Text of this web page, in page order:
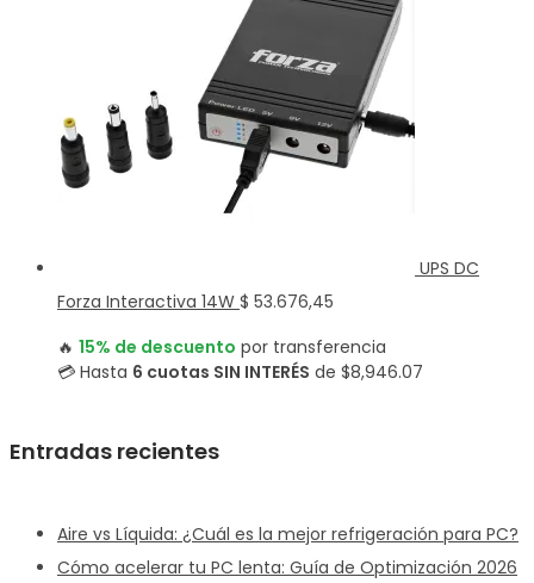
UPS DC
Forza Interactiva 14W $ 53.676,45
🔥 15% de descuento por transferencia
💳 Hasta 6 cuotas SIN INTERÉS de $8,946.07
Entradas recientes
Aire vs Líquida: ¿Cuál es la mejor refrigeración para PC?
Cómo acelerar tu PC lenta: Guía de Optimización 2026